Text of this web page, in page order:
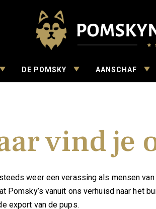
TOGGLE
CHILDDE POMSKY TOGGLE
CHILDAANSCHAF
vind je
weer een verassing als mensen
Pomsky’s vanuit ons verhuisd naar het
export van de pups.